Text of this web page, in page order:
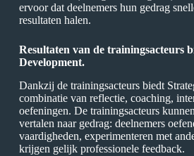
ervoor dat deelnemers hun gedrag
resultaten halen.
Resultaten van de trainingsacteurs
Development.
Dankzij de trainingsacteurs biedt
combinatie van reflectie, coaching,
oefeningen. De trainingsacteurs
vertalen naar gedrag: deelnemers
vaardigheden, experimenteren met
krijgen gelijk professionele feedback.